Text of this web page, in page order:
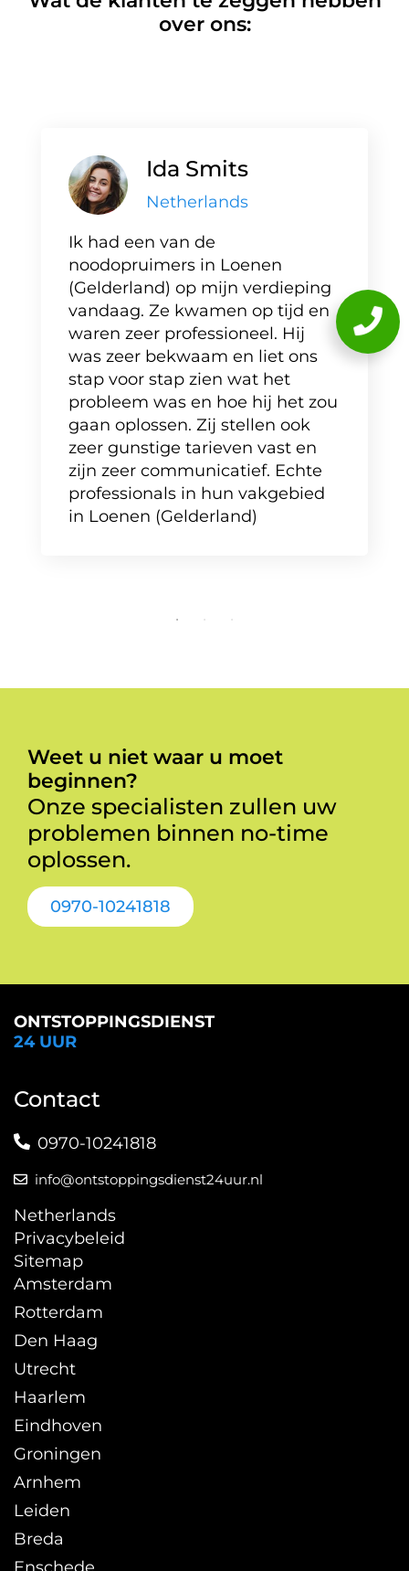
over ons:
Ida Smits
Netherlands
Ik had een van de
noodopruimers in Loenen
(Gelderland) op mijn verdieping
vandaag. Ze kwamen op tijd en
waren zeer professioneel. Hij
was zeer bekwaam en liet ons
stap voor stap zien wat het
probleem was en hoe hij het zou
gaan oplossen. Zij stellen ook
zeer gunstige tarieven vast en
zijn zeer communicatief. Echte
professionals in hun vakgebied
in Loenen (Gelderland)
Weet u niet waar u moet
beginnen?
Onze specialisten zullen uw
problemen binnen no-time
oplossen.
0970-10241818
ONTSTOPPINGSDIENST
24 UUR
Contact
0970-10241818
info@ontstoppingsdienst24uur.nl
Netherlands
Privacybeleid
Sitemap
Amsterdam
Rotterdam
Den Haag
Utrecht
Haarlem
Eindhoven
Groningen
Arnhem
Leiden
Breda